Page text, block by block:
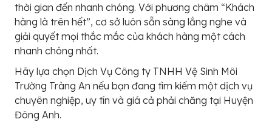
thời gian đến nhanh chóng. Với phương châm “Khách
hàng là trên hết”, cơ sở luôn sẵn sàng lắng nghe và
giải quyết mọi thắc mắc của khách hàng một cách
nhanh chóng nhất.
Hãy lựa chọn Dịch Vụ Công ty TNHH Vệ Sinh Môi
Trường Tràng An nếu bạn đang tìm kiếm một dịch vụ
chuyên nghiệp, uy tín và giá cả phải chăng tại Huyện
Đông Anh.